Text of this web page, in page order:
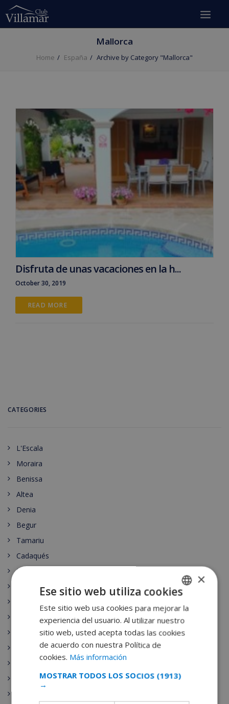
Mallorca
Home España Archive by Category "Mallorca"
Disfruta de unas vacaciones en la h...
October 30, 2019
READ MORE
CATEGORIES
L'Escala
Moraira
Benissa
Altea
Denia
Begur
Tamariu
Cadaqués
Empuria Brava
Lloret de Mar
Llafranc
Estartit
Islas Medas
SPANISH
DUTCH
GERMAN
×
Ese sitio web utiliza cookies
Este sitio web usa cookies para mejorar la
experiencia del usuario. Al utilizar nuestro
sitio web, usted acepta todas las cookies
de acuerdo con nuestra Política de
cookies. Más información
MOSTRAR TODOS LOS SOCIOS (1913)
→